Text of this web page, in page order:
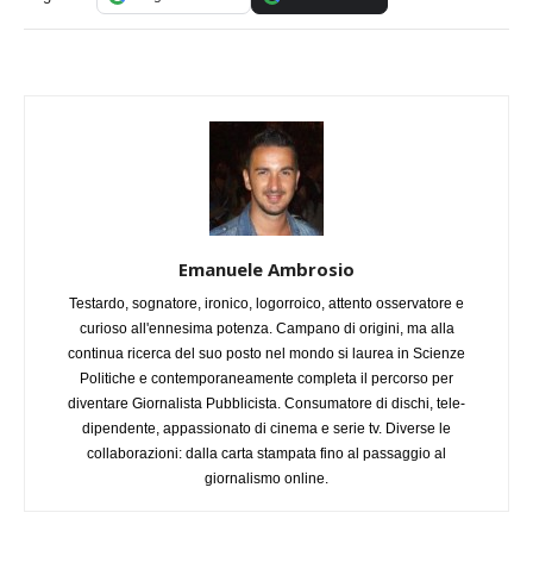
Emanuele Ambrosio
Testardo, sognatore, ironico, logorroico, attento osservatore e
curioso all'ennesima potenza. Campano di origini, ma alla
continua ricerca del suo posto nel mondo si laurea in Scienze
Politiche e contemporaneamente completa il percorso per
diventare Giornalista Pubblicista. Consumatore di dischi, tele-
dipendente, appassionato di cinema e serie tv. Diverse le
collaborazioni: dalla carta stampata fino al passaggio al
giornalismo online.